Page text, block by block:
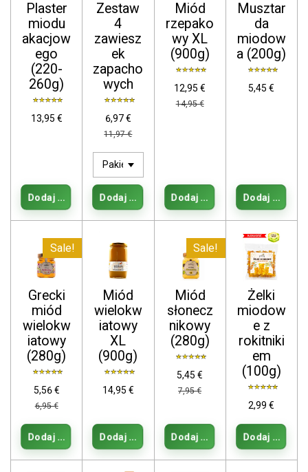
Plaster
miodu
akacjow
ego
(220-
260g)
13,95 €
Dodaj do koszyka
Zestaw
4
zawiesz
ek
zapacho
wych
6,97 €
11,97 €
Dodaj do koszyka
Miód
rzepako
wy XL
(900g)
12,95 €
14,95 €
Dodaj do koszyka
Musztar
da
miodow
a (200g)
5,45 €
Dodaj do
Sale!
Grecki
miód
wielokw
iatowy
(280g)
5,56 €
6,95 €
Dodaj do koszyka
Miód
wielokw
iatowy
XL
(900g)
14,95 €
Dodaj do koszyka
Sale!
Miód
słonecz
nikowy
(280g)
5,45 €
7,95 €
Dodaj do koszyka
Żelki
miodow
e z
rokitniki
em
(100g)
2,99 €
Dodaj do